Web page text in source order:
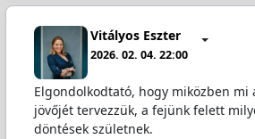
Vitályos Eszter
2026. 02. 04. 22:00
Elgondolkodtató, hogy miközben mi
jövőjét tervezzük, a fejünk felett
döntések születnek.